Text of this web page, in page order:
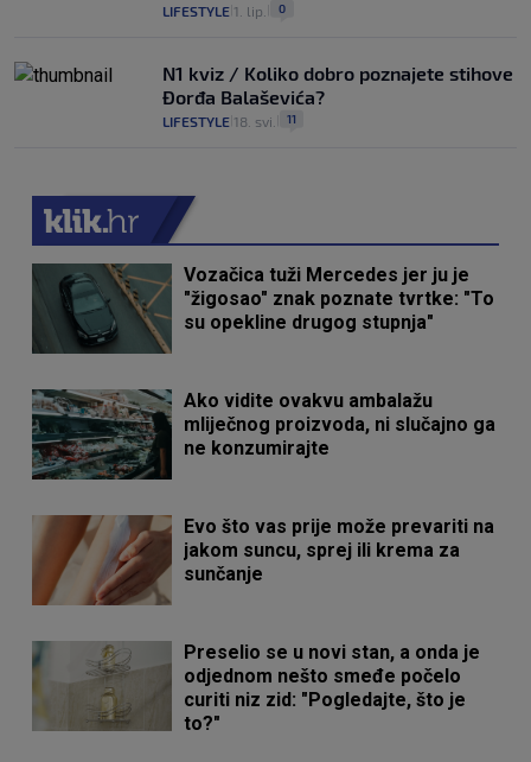
LIFESTYLE 1. lip. 0
N1 kviz / Koliko dobro poznajete stihove
Đorđa Balaševića?
LIFESTYLE 18. svi. 11
Vozačica tuži Mercedes jer ju je
"žigosao" znak poznate tvrtke: "To
su opekline drugog stupnja"
Ako vidite ovakvu ambalažu
mliječnog proizvoda, ni slučajno ga
ne konzumirajte
Evo što vas prije može prevariti na
jakom suncu, sprej ili krema za
sunčanje
Preselio se u novi stan, a onda je
odjednom nešto smeđe počelo
curiti niz zid: "Pogledajte, što je
to?"